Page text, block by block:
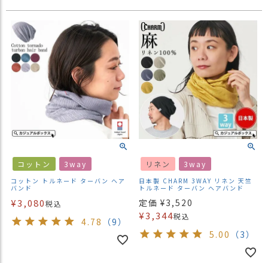
コットン 3way
コットン トルネード ターバン ヘア
バンド
¥3,080税込
4.78 （9）
リネン 3way
日本製 CHARM 3WAY リネン 天竺
トルネード ターバン ヘアバンド
定価 ¥3,520
¥3,344税込
5.00 （3）